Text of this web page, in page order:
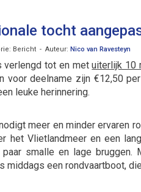
tocht
Bericht - Auteur: Nico van Ravesteyn
verlengd tot en metuiterlijk 10
voor deelname zijn €12,50
leuke herinnering.
meer en minder ervaren
het Vlietlandmeer en een
smalle en lage
middags een rondvaartboot,